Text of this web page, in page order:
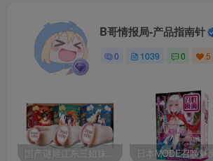
B哥情报局-产品指南针
0 1039 0 5
国产谜姬江东三姐妹国潮飞机杯低中高刺激度全覆盖飞机杯测评报告